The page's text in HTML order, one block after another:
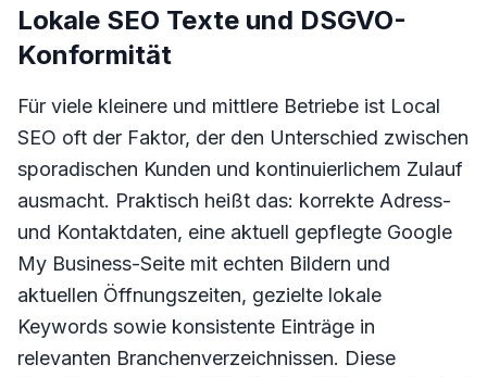
Lokale SEO Texte und DSGVO-
Konformität
Für viele kleinere und mittlere Betriebe ist Local
SEO oft der Faktor, der den Unterschied zwischen
sporadischen Kunden und kontinuierlichem Zulauf
ausmacht. Praktisch heißt das: korrekte Adress-
und Kontaktdaten, eine aktuell gepflegte Google
My Business-Seite mit echten Bildern und
aktuellen Öffnungszeiten, gezielte lokale
Keywords sowie konsistente Einträge in
relevanten Branchenverzeichnissen. Diese